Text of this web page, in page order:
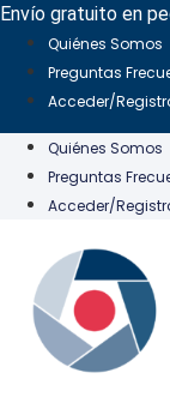
Ir
contenido
Envío gratuito en
Quiénes Somos
Preguntas
Acceder/
Quiénes Somos
Preguntas
Acceder/